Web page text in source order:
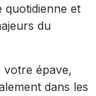
quotidienne et
du
votre épave,
dans les